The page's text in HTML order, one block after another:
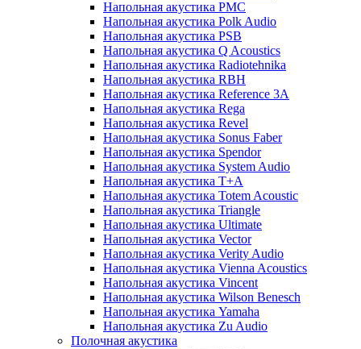
Напольная акустика PMC
Напольная акустика Polk Audio
Напольная акустика PSB
Напольная акустика Q Acoustics
Напольная акустика Radiotehnika
Напольная акустика RBH
Напольная акустика Reference 3A
Напольная акустика Rega
Напольная акустика Revel
Напольная акустика Sonus Faber
Напольная акустика Spendor
Напольная акустика System Audio
Напольная акустика T+A
Напольная акустика Totem Acoustic
Напольная акустика Triangle
Напольная акустика Ultimate
Напольная акустика Vector
Напольная акустика Verity Audio
Напольная акустика Vienna Acoustics
Напольная акустика Vincent
Напольная акустика Wilson Benesch
Напольная акустика Yamaha
Напольная акустика Zu Audio
Полочная акустика